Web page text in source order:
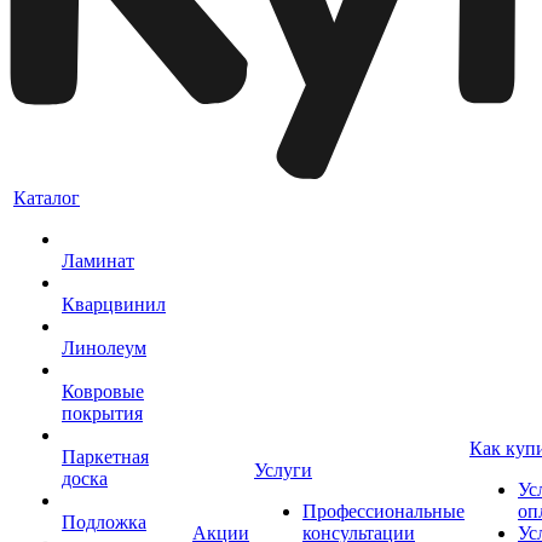
Каталог
Ламинат
Кварцвинил
Линолеум
Ковровые
покрытия
Паркетная
доска
Подложка
Акции
Услуги
Профессиональные
консультации
Как